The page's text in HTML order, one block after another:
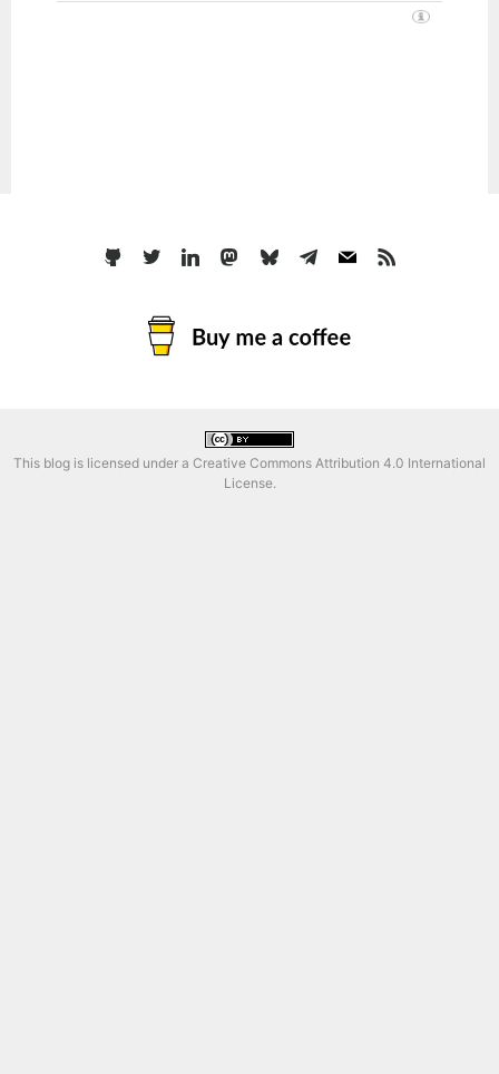
This blog is licensed under a Creative Commons Attribution 4.0 International
License.